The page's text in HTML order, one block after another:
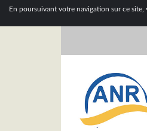
En poursuivant votre navigation sur ce site,